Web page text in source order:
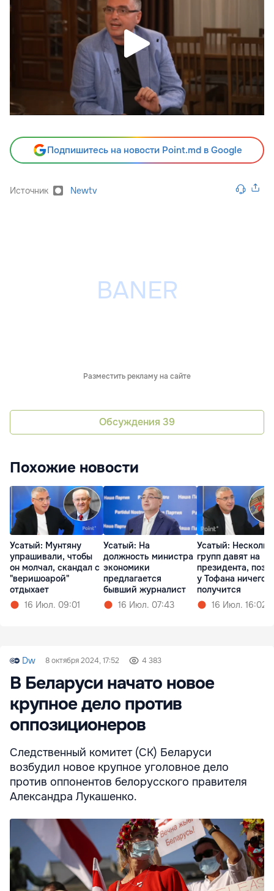
Подпишитесь на новости Point.md в Google
Источник Newtv
Разместить рекламу на сайте
Обсуждения 39
Похожие новости
Усатый: Мунтяну
упрашивали, чтобы
он молчал, скандал с
"веришоарой"
отдыхает
16 Июл. 09:01
Усатый: На
должность министра
экономики
предлагается
бывший журналист
16 Июл. 07:43
Усатый:
групп давят на
президента,
у Тофана ничего
получится
16 Июл. 16:02
Dw 8 октября 2024, 17:52 4 383
В Беларуси начато новое
крупное дело против
оппозиционеров
Следственный комитет (СК) Беларуси
возбудил новое крупное уголовное дело
против оппонентов белорусского правителя
Александра Лукашенко.